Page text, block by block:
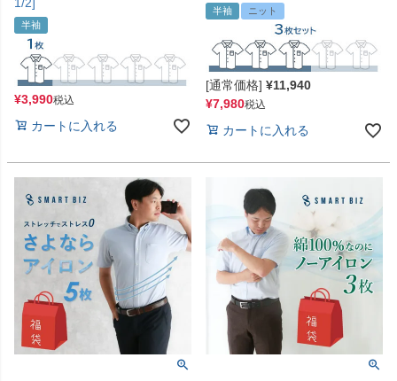
半袖
¥3,990税込
カートに入れる
半袖 ニット
[通常価格] ¥11,940
¥7,980税込
カートに入れる